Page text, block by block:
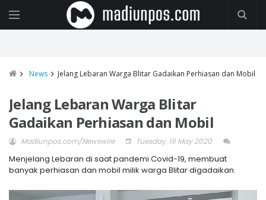
News Jelang Lebaran Warga Blitar Gadaikan Perhiasan dan Mobil
Jelang Lebaran Warga Blitar
Gadaikan Perhiasan dan Mobil
Madiunpos.com/Newswire Tuesday, 19 May 2020
Menjelang Lebaran di saat pandemi Covid-19, membuat
banyak perhiasan dan mobil milik warga Blitar digadaikan.